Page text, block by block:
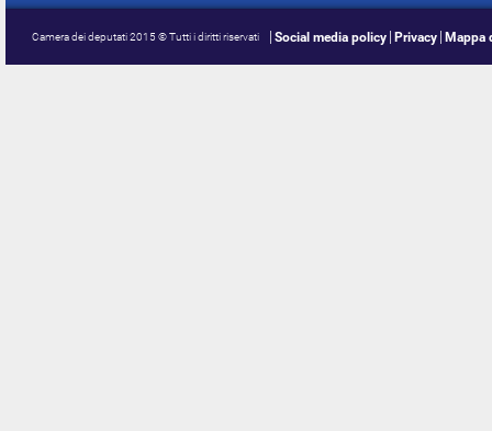
Camera dei deputati 2015 © Tutti i diritti riservati Social media policy Privacy Mappa